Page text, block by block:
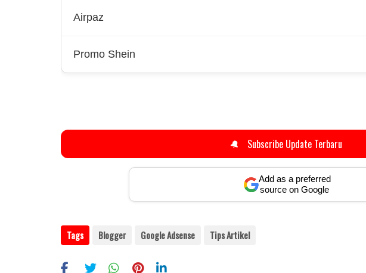
Airpaz
Promo Shein
🔔 Subscribe Update Terbaru
Add as a preferred
source on Google
Tags Blogger Google Adsense Tips Artikel